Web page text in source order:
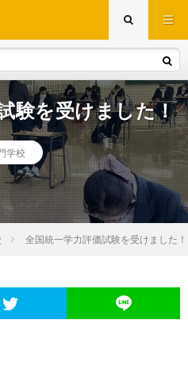
験を受けました！
学校
全国統一学力評価試験を受けました！